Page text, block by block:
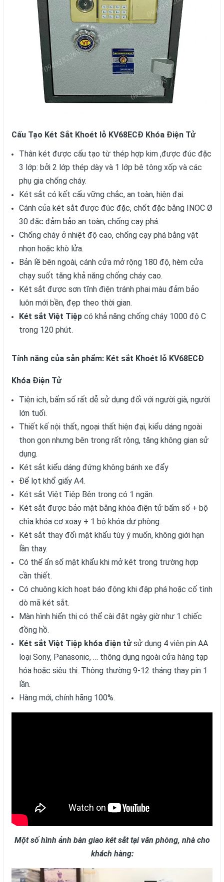
Cấu Tạo Két Sắt Khoét lỗ KV68ECĐ Khóa Điện Tử
Thân két được cấu tạo từ thép hợp kim ,được đúc đặc
3 lớp: bởi 2 lớp thép dày và 1 lớp bê tông xốp và các
phụ gia chống cháy.
Két sắt có kết cấu vững chắc, an toàn, hiện đại.
Cánh của két sắt được đúc đặc, chốt đặc bằng INOC Ø
30 đặc đảm bảo an toàn, chống cạy phá.
Chống cháy ở nhiệt độ cao, chống cạy phá bằng vật
nhọn hoặc khò lửa.
Bản lề bên ngoài, cánh cửa mở rộng 180 độ, hèm cửa
chạy suốt tăng khả năng chống cháy cao.
Két sắt được sơn tĩnh điện tránh phai màu đảm bảo
luôn mới bền, đẹp theo thời gian.
Két sắt Việt Tiệp có khả năng chống cháy 1000 độ C
trong 120 phút.
Tính năng của sản phẩm: Két sắt Khoét lỗ KV68ECĐ
Khóa Điện Tử
Tiện ich, bấm số rất dễ sử dụng đối với người già, người
lớn tuổi.
Thiết kế nội thất, ngoại thất hiện đại, kiểu dáng ngoài
thon gọn nhưng bên trong rất rộng, tăng không gian sử
dụng.
Két sắt kiểu dáng đứng không bánh xe đẩy
Để lọt khổ giấy A4.
Két sắt Việt Tiệp Bên trong có 1 ngăn.
Két sắt được bảo mật bằng khóa điện tử bấm số + bộ
chìa khóa cơ xoay + 1 bộ khóa dự phòng.
Két sắt thay đổi mật khẩu tùy ý muốn, không giới hạn
lần thay.
Có thể ẩn số mật khẩu khi mở két trong trường hợp
cần thiết.
Có chuông kích hoạt báo động khi đập phá hoặc cố tình
dò mã két sắt.
Màn hình hiển thị có thể cài đặt ngày giờ như 1 chiếc
đồng hồ.
Két sắt Việt Tiệp khóa điện tửsử dụng 4 viên pin AA
loại Sony, Panasonic, … thông dụng ngoài cửa hàng tạp
hóa hoặc siêu thị. Thông thường 9-12 tháng thay pin 1
lần.
Hàng mới, chính hãng 100%.
Một số hình ảnh bàn giao két sắt tại văn phòng, nhà cho
khách hàng: